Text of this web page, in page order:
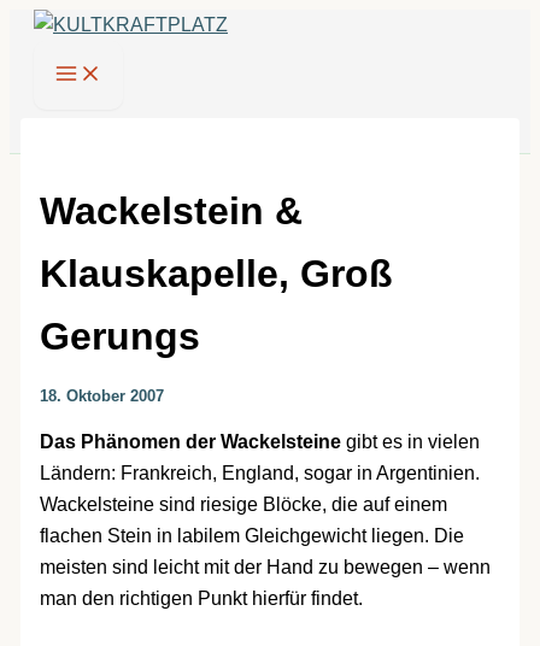
Zum
springen
Wackelstein &
Klauskapelle, Groß
Gerungs
18. Oktober 2007
Das Phänomen der Wackelsteinegibt es in vielen
Ländern: Frankreich, England, sogar in Argentinien.
Wackelsteine sind riesige Blöcke, die auf einem
flachen Stein in labilem Gleichgewicht liegen. Die
meisten sind leicht mit der Hand zu bewegen – wenn
man den richtigen Punkt hierfür findet.